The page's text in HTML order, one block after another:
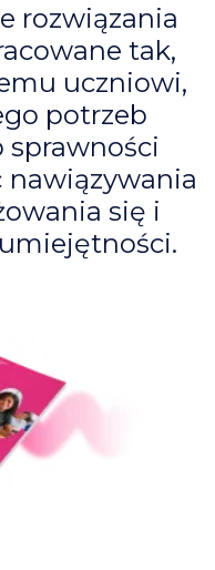
rozwiązania
tak,
uczniowi,
potrzeb
sprawności
nawiązywania
się i